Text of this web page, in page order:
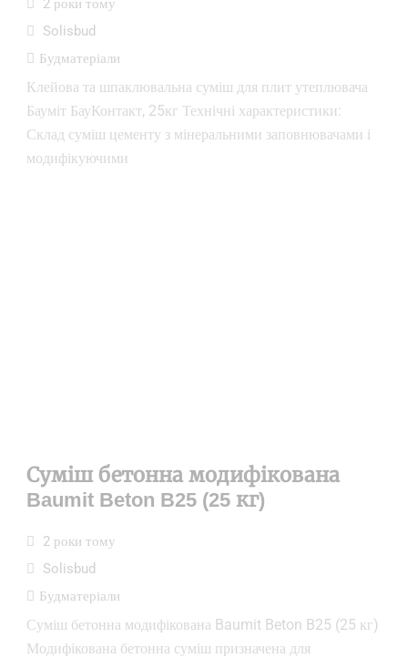
2 роки тому
Solisbud
Будматеріали
Клейова та шпаклювальна суміш для плит утеплювача
Бауміт БауКонтакт, 25кг Технічні характеристики:
Склад суміш цементу з мінеральними заповнювачами і
модифікуючими
Суміш бетонна модифікована
Baumit Beton B25 (25 кг)
2 роки тому
Solisbud
Будматеріали
Суміш бетонна модифікована Baumit Beton B25 (25 кг)
Модифікована бетонна суміш призначена для